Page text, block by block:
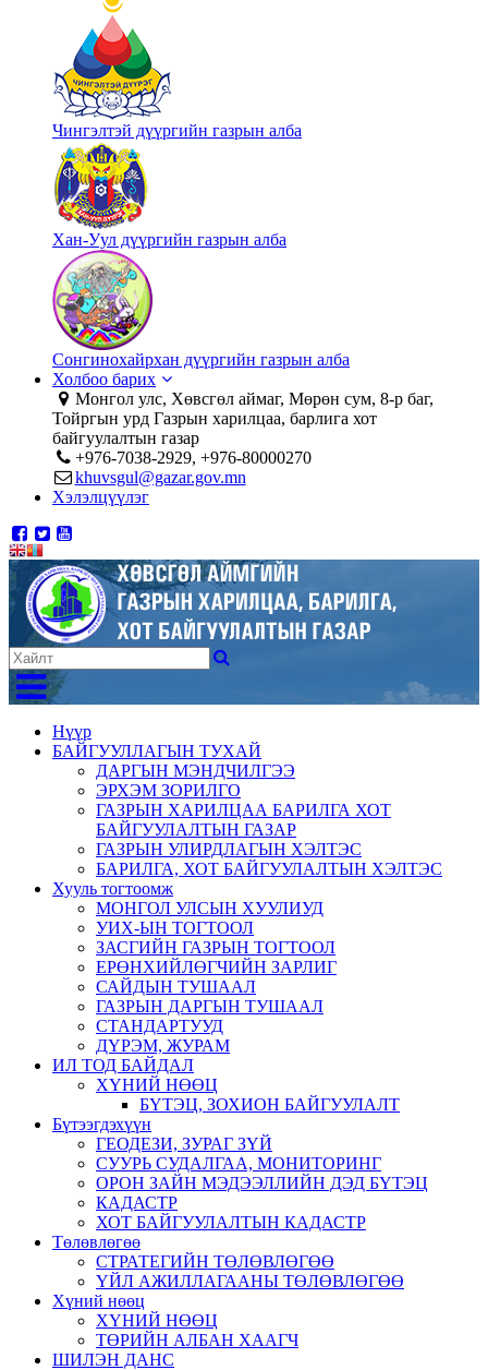
Чингэлтэй дүүргийн газрын алба
Хан-Уул дүүргийн газрын алба
Сонгинохайрхан дүүргийн газрын алба
Холбоо барих
Монгол улс, Хөвсгөл аймаг, Мөрөн сум, 8-р баг,
Тойргын урд Газрын харилцаа, барлига хот
байгуулалтын газар
+976-7038-2929, +976-80000270
khuvsgul@gazar.gov.mn
Хэлэлцүүлэг
Нүүр
БАЙГУУЛЛАГЫН ТУХАЙ
ДАРГЫН МЭНДЧИЛГЭЭ
ЭРХЭМ ЗОРИЛГО
ГАЗРЫН ХАРИЛЦАА БАРИЛГА ХОТ
БАЙГУУЛАЛТЫН ГАЗАР
ГАЗРЫН УЛИРДЛАГЫН ХЭЛТЭС
БАРИЛГА, ХОТ БАЙГУУЛАЛТЫН ХЭЛТЭС
Хууль тогтоомж
МОНГОЛ УЛСЫН ХУУЛИУД
УИХ-ЫН ТОГТООЛ
ЗАСГИЙН ГАЗРЫН ТОГТООЛ
ЕРӨНХИЙЛӨГЧИЙН ЗАРЛИГ
САЙДЫН ТУШААЛ
ГАЗРЫН ДАРГЫН ТУШААЛ
СТАНДАРТУУД
ДҮРЭМ, ЖУРАМ
ИЛ ТОД БАЙДАЛ
ХҮНИЙ НӨӨЦ
БҮТЭЦ, ЗОХИОН БАЙГУУЛАЛТ
Бүтээгдэхүүн
ГЕОДЕЗИ, ЗУРАГ ЗҮЙ
СУУРЬ СУДАЛГАА, МОНИТОРИНГ
ОРОН ЗАЙН МЭДЭЭЛЛИЙН ДЭД БҮТЭЦ
КАДАСТР
ХОТ БАЙГУУЛАЛТЫН КАДАСТР
Төлөвлөгөө
СТРАТЕГИЙН ТӨЛӨВЛӨГӨӨ
ҮЙЛ АЖИЛЛАГААНЫ ТӨЛӨВЛӨГӨӨ
Хүний нөөц
ХҮНИЙ НӨӨЦ
ТӨРИЙН АЛБАН ХААГЧ
ШИЛЭН ДАНС